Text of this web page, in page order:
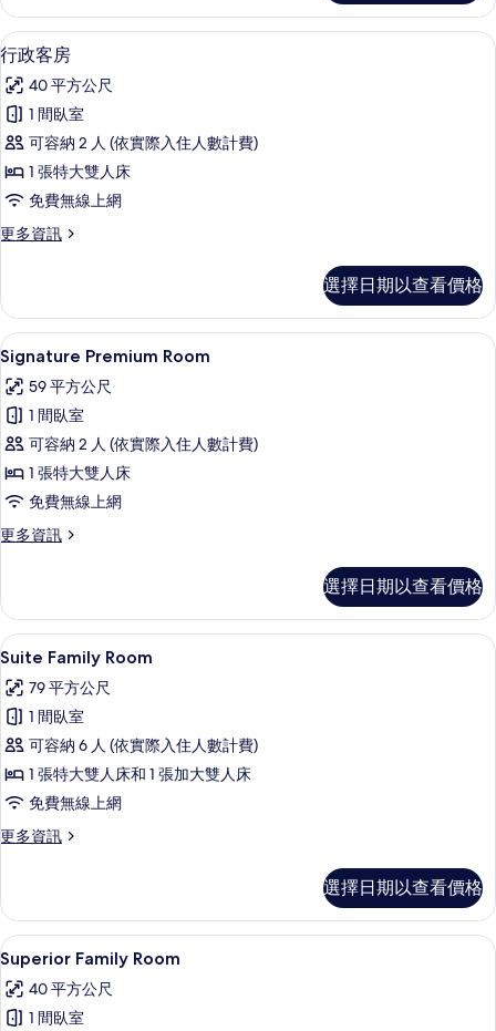
Room
的
詳
情
顯
示
行
政
客
房
所
相
片
行政客房 | 高級寢具、羽絨被、客房內
8
行政客房
40 平方公尺
1 間臥室
可容納 2 人 (依實際入住人數計費)
1 張特大雙人床
免費無線上網
更多資訊
更
客
房
的
情
選擇日期以查看價格
顯
示
Signature
Premium
Room
的
所
有
Signature Premium Room | 高級寢具
5
Signature Premium Room
59 平方公尺
1 間臥室
可容納 2 人 (依實際入住人數計費)
1 張特大雙人床
免費無線上網
更多資訊
更
Room
的
詳
選擇日期以查看價格
顯
示
Suite
Family
Room
的
所
有
高級寢具、羽絨被、客房內保險箱、書
8
Suite Family Room
79 平方公尺
1 間臥室
可容納 6 人 (依實際入住人數計費)
1 張特大雙人床和 1 張加大雙人床
免費無線上網
更多資訊
更
Room
的
詳
選擇日期以查看價格
顯
示
Superior
Superior Family Room | 高級寢具、
4
Superior Family Room
40 平方公尺
1 間臥室